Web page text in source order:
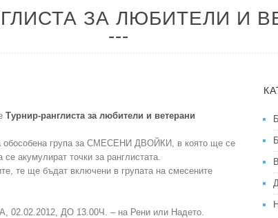
ЗА ЛЮБИТЕЛИ И
Турнир-ранглиста за любители и ветерани
обособена група за СМЕСЕНИ ДВОЙКИ, в която ще се
акумулират точки за ранглистата.
те ще бъдат включени в групата на смесените
02.02.2012, ДО 13.00Ч. – на Рени или Надето.